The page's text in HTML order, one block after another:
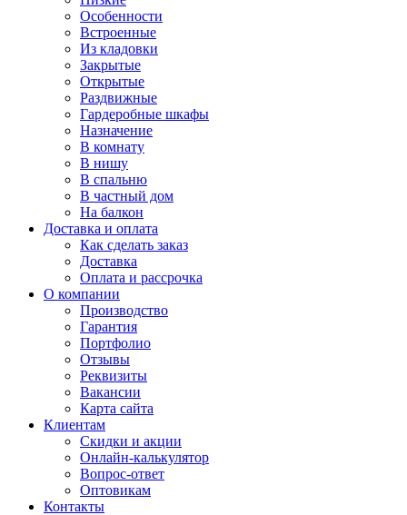
Особенности
Встроенные
Из кладовки
Закрытые
Открытые
Раздвижные
Гардеробные шкафы
Назначение
В комнату
В нишу
В спальню
В частный дом
На балкон
Доставка и оплата
Как сделать заказ
Доставка
Оплата и рассрочка
О компании
Производство
Гарантия
Портфолио
Отзывы
Реквизиты
Вакансии
Карта сайта
Клиентам
Скидки и акции
Онлайн-калькулятор
Вопрос-ответ
Оптовикам
Контакты